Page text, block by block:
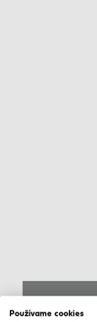
Používame cookies